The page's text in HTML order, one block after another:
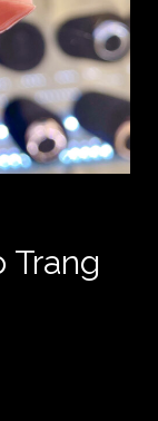
Trang